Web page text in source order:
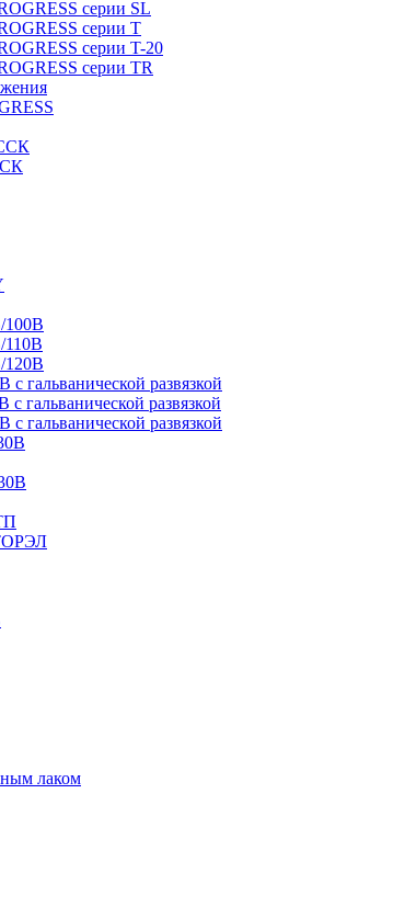
серии SL
серии T
серии T-20
серии TR
100В
120В
развязкой
развязкой
развязкой
лаком